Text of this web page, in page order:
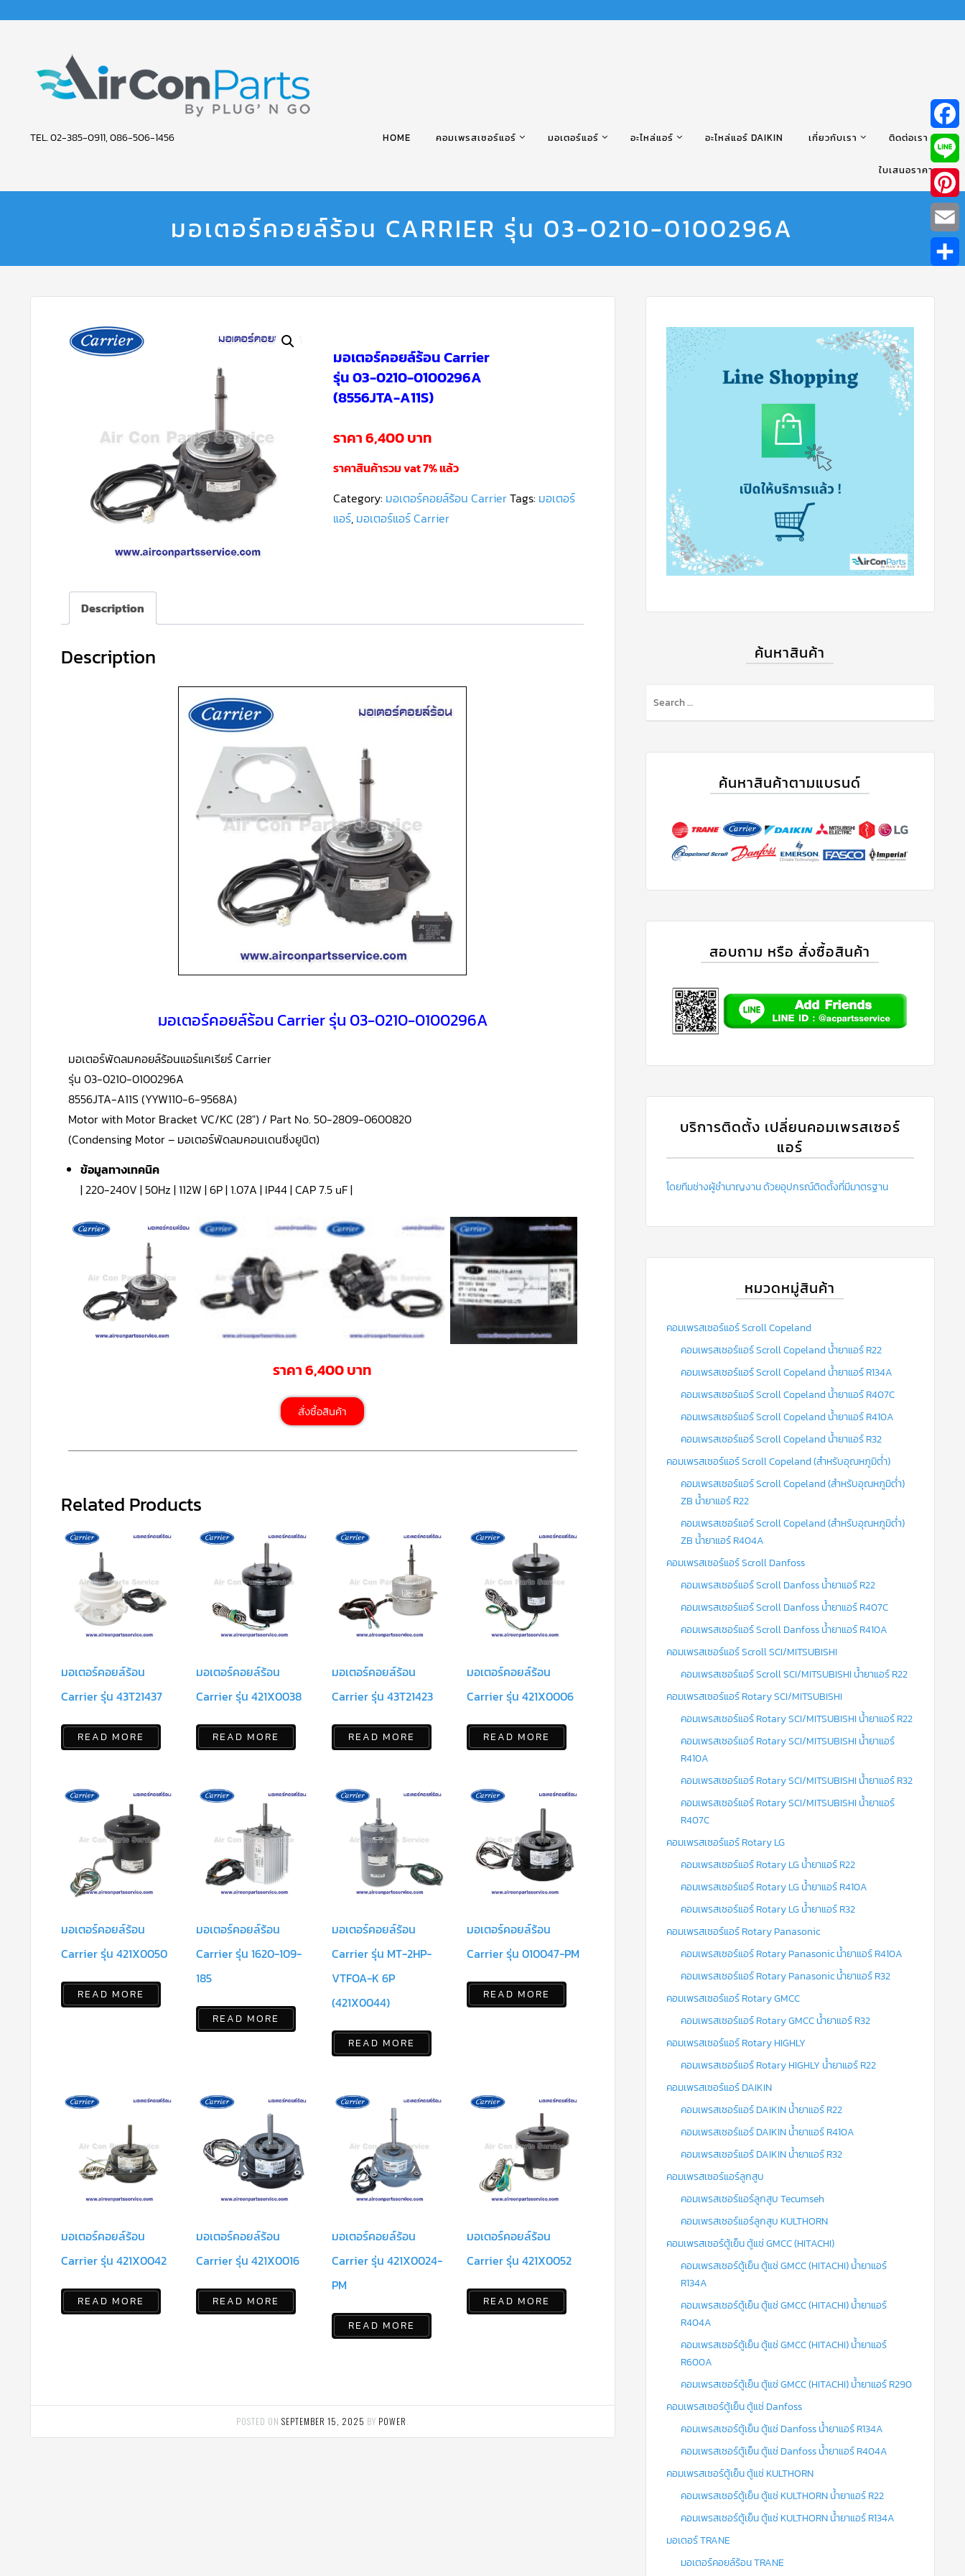
AIR
PARTS
TEL. 02-385-0911, 086-506-1456 HOME คอมเพรสเซอร์แอร์ มอเตอร์แอร์ อะไหล่แอร์ อะไหล่แอร์ DAIKIN เกี่ยวกับเรา ติดต่อเรา
ใบเสนอราคา
มอเตอร์คอยล์ร้อน CARRIER รุ่น 03-0210-0100296A
มอเตอร์คอยล์ร้อน Carrier
รุ่น 03-0210-0100296A
(8556JTA-A11S)
ราคา 6,400 บาท
ราคาสินค้ารวม vat 7% แล้ว
Category: มอเตอร์คอยล์ร้อน CarrierTags: มอเตอร์
แอร์, มอเตอร์แอร์ Carrier
Description
Description
มอเตอร์คอยล์ร้อน Carrier รุ่น 03-0210-0100296A
มอเตอร์พัดลมคอยล์ร้อนแอร์แคเรียร์ Carrier
รุ่น 03-0210-0100296A
8556JTA-A11S (YYW110-6-9568A)
Motor with Motor Bracket VC/KC (28″) / Part No. 50-2809-0600820
(Condensing Motor – มอเตอร์พัดลมคอนเดนซิ่งยูนิต)
ข้อมูลทางเทคนิค
| 220-240V | 50Hz | 112W | 6P | 1.07A | IP44 | CAP 7.5 uF |
ราคา 6,400 บาท
สั่งซื้อสินค้า
Related Products
มอเตอร์คอยล์ร้อน
Carrier รุ่น 43T21437
READ MORE
มอเตอร์คอยล์ร้อน
Carrier รุ่น 421X0038
READ MORE
มอเตอร์คอยล์ร้อน
Carrier รุ่น 43T21423
READ MORE
มอเตอร์คอยล์ร้อน
Carrier รุ่น 421X0006
READ MORE
มอเตอร์คอยล์ร้อน
Carrier รุ่น 421X0050
READ MORE
มอเตอร์คอยล์ร้อน
Carrier รุ่น 1620-109-
185
READ MORE
มอเตอร์คอยล์ร้อน
Carrier รุ่น MT-2HP-
VTFOA-K 6P
(421X0044)
READ MORE
มอเตอร์คอยล์ร้อน
Carrier รุ่น 010047-PM
READ MORE
มอเตอร์คอยล์ร้อน
Carrier รุ่น 421X0042
READ MORE
มอเตอร์คอยล์ร้อน
Carrier รุ่น 421X0016
READ MORE
มอเตอร์คอยล์ร้อน
Carrier รุ่น 421X0024-
PM
READ MORE
มอเตอร์คอยล์ร้อน
Carrier รุ่น 421X0052
READ MORE
POSTED ONSEPTEMBER 15, 2025 BY POWER
ค้นหาสินค้า
ค้นหาสินค้าตามแบรนด์
สอบถาม หรือ สั่งซื้อสินค้า
บริการติดตั้ง เปลี่ยนคอมเพรสเซอร์
แอร์
โดยทีมช่างผู้ชำนาญงาน ด้วยอุปกรณ์ติดตั้งที่มีมาตรฐาน
หมวดหมู่สินค้า
คอมเพรสเซอร์แอร์ Scroll Copeland
คอมเพรสเซอร์แอร์ Scroll Copeland น้ำยาแอร์ R22
คอมเพรสเซอร์แอร์ Scroll Copeland น้ำยาแอร์ R134A
คอมเพรสเซอร์แอร์ Scroll Copeland น้ำยาแอร์ R407C
คอมเพรสเซอร์แอร์ Scroll Copeland น้ำยาแอร์ R410A
คอมเพรสเซอร์แอร์ Scroll Copeland น้ำยาแอร์ R32
คอมเพรสเซอร์แอร์ Scroll Copeland (สำหรับอุณหภูมิต่ำ)
คอมเพรสเซอร์แอร์ Scroll Copeland (สำหรับอุณหภูมิต่ำ)
ZB น้ำยาแอร์ R22
คอมเพรสเซอร์แอร์ Scroll Copeland (สำหรับอุณหภูมิต่ำ)
ZB น้ำยาแอร์ R404A
คอมเพรสเซอร์แอร์ Scroll Danfoss
คอมเพรสเซอร์แอร์ Scroll Danfoss น้ำยาแอร์ R22
คอมเพรสเซอร์แอร์ Scroll Danfoss น้ำยาแอร์ R407C
คอมเพรสเซอร์แอร์ Scroll Danfoss น้ำยาแอร์ R410A
คอมเพรสเซอร์แอร์ Scroll SCI/MITSUBISHI
คอมเพรสเซอร์แอร์ Scroll SCI/MITSUBISHI น้ำยาแอร์ R22
คอมเพรสเซอร์แอร์ Rotary SCI/MITSUBISHI
คอมเพรสเซอร์แอร์ Rotary SCI/MITSUBISHI น้ำยาแอร์ R22
คอมเพรสเซอร์แอร์ Rotary SCI/MITSUBISHI น้ำยาแอร์
R410A
คอมเพรสเซอร์แอร์ Rotary SCI/MITSUBISHI น้ำยาแอร์ R32
คอมเพรสเซอร์แอร์ Rotary SCI/MITSUBISHI น้ำยาแอร์
R407C
คอมเพรสเซอร์แอร์ Rotary LG
คอมเพรสเซอร์แอร์ Rotary LG น้ำยาแอร์ R22
คอมเพรสเซอร์แอร์ Rotary LG น้ำยาแอร์ R410A
คอมเพรสเซอร์แอร์ Rotary LG น้ำยาแอร์ R32
คอมเพรสเซอร์แอร์ Rotary Panasonic
คอมเพรสเซอร์แอร์ Rotary Panasonic น้ำยาแอร์ R410A
คอมเพรสเซอร์แอร์ Rotary Panasonic น้ำยาแอร์ R32
คอมเพรสเซอร์แอร์ Rotary GMCC
คอมเพรสเซอร์แอร์ Rotary GMCC น้ำยาแอร์ R32
คอมเพรสเซอร์แอร์ Rotary HIGHLY
คอมเพรสเซอร์แอร์ Rotary HIGHLY น้ำยาแอร์ R22
คอมเพรสเซอร์แอร์ DAIKIN
คอมเพรสเซอร์แอร์ DAIKIN น้ำยาแอร์ R22
คอมเพรสเซอร์แอร์ DAIKIN น้ำยาแอร์ R410A
คอมเพรสเซอร์แอร์ DAIKIN น้ำยาแอร์ R32
คอมเพรสเซอร์แอร์ลูกสูบ
คอมเพรสเซอร์แอร์ลูกสูบ Tecumseh
คอมเพรสเซอร์แอร์ลูกสูบ KULTHORN
คอมเพรสเซอร์ตู้เย็น ตู้แช่ GMCC (HITACHI)
คอมเพรสเซอร์ตู้เย็น ตู้แช่ GMCC (HITACHI) น้ำยาแอร์
R134A
คอมเพรสเซอร์ตู้เย็น ตู้แช่ GMCC (HITACHI) น้ำยาแอร์
R404A
คอมเพรสเซอร์ตู้เย็น ตู้แช่ GMCC (HITACHI) น้ำยาแอร์
R600A
คอมเพรสเซอร์ตู้เย็น ตู้แช่ GMCC (HITACHI) น้ำยาแอร์ R290
คอมเพรสเซอร์ตู้เย็น ตู้แช่ Danfoss
คอมเพรสเซอร์ตู้เย็น ตู้แช่ Danfoss น้ำยาแอร์ R134A
คอมเพรสเซอร์ตู้เย็น ตู้แช่ Danfoss น้ำยาแอร์ R404A
คอมเพรสเซอร์ตู้เย็น ตู้แช่ KULTHORN
คอมเพรสเซอร์ตู้เย็น ตู้แช่ KULTHORN น้ำยาแอร์ R22
คอมเพรสเซอร์ตู้เย็น ตู้แช่ KULTHORN น้ำยาแอร์ R134A
มอเตอร์ TRANE
มอเตอร์คอยล์ร้อน TRANE
Line
Email